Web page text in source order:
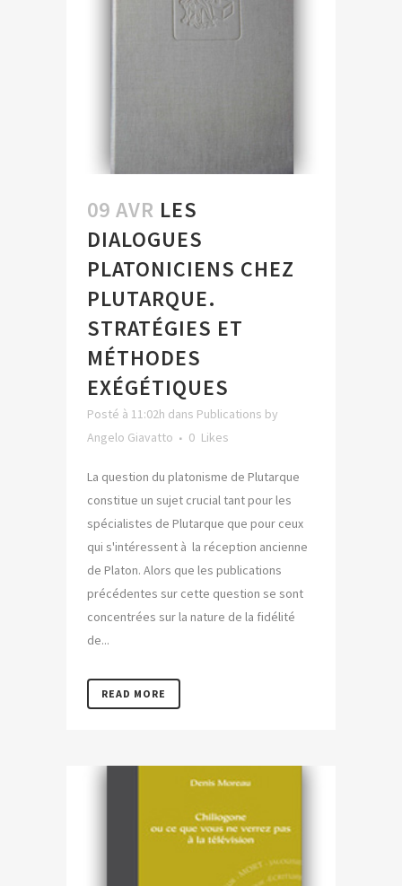
09 AVR LES
DIALOGUES
PLATONICIENS CHEZ
PLUTARQUE.
STRATÉGIES ET
MÉTHODES
EXÉGÉTIQUES
Posté à 11:02h dans Publications by
Angelo Giavatto
0 Likes
La question du platonisme de Plutarque
constitue un sujet crucial tant pour les
spécialistes de Plutarque que pour ceux
qui s'intéressent à la réception ancienne
de Platon. Alors que les publications
précédentes sur cette question se sont
concentrées sur la nature de la fidélité
de...
READ MORE